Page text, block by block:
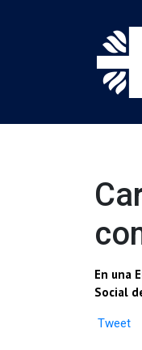
En una
Social
Tweet